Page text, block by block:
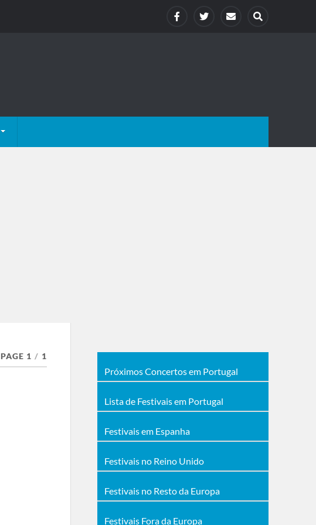
PAGE 1 / 1
Próximos Concertos em Portugal
Lista de Festivais em Portugal
Festivais em Espanha
Festivais no Reino Unido
Festivais no Resto da Europa
Festivais Fora da Europa